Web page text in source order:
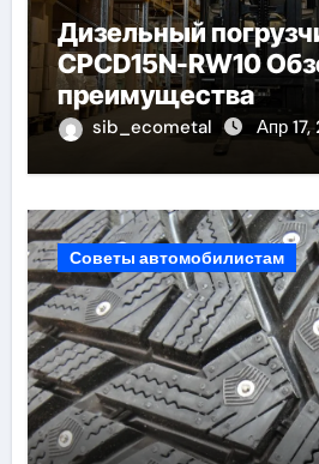
Дизельный
CPCD15N-RW10
преимущества
sib_ecometal Апр
Советы автомобилистам